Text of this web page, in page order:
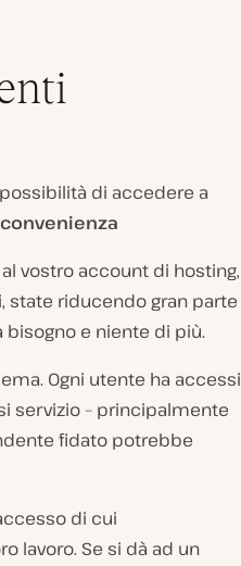
di accedere a
convenienza
vostro account di hosting,
riducendo gran parte
bisogno e niente di più.
Ogni utente ha accessi
servizio – principalmente
fidato potrebbe
di cui
lavoro. Se si dà ad un